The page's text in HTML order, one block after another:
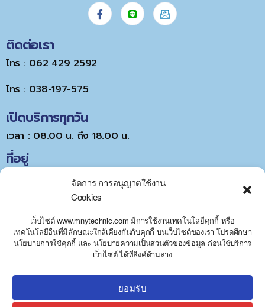
จัดการ การอนุญาตใช้งาน
Cookies
เว็บไซต์ www.mnytechnic.com มีการใช้งานเทคโนโลยีคุกกี้ หรือ
เทคโนโลยีอื่นที่มีลักษณะใกล้เคียงกันกับคุกกี้ บนเว็บไซต์ของเรา โปรดศึกษา
นโยบายการใช้คุกกี้ และ นโยบายความเป็นส่วนตัวของข้อมูล ก่อนใช้บริการ
เว็บไซต์ ได้ที่ลิงค์ด้านล่าง
ยอมรับ
ติดต่อเรา
โทร : 062 429 2592
โทร : 038-197-575
เปิดบริการทุกวัน
เวลา : 08.00 น. ถึง 18.00 น.
ที่อยู่
Click to accept marketing cookies and
E
H
Y